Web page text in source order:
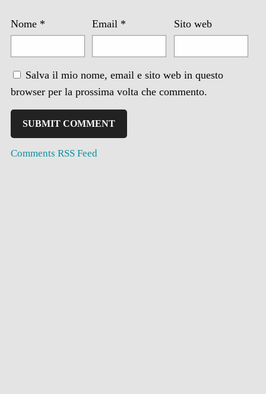
Nome * Email * Sito web
Salva il mio nome, email e sito web in questo
browser per la prossima volta che commento.
Comments RSS Feed